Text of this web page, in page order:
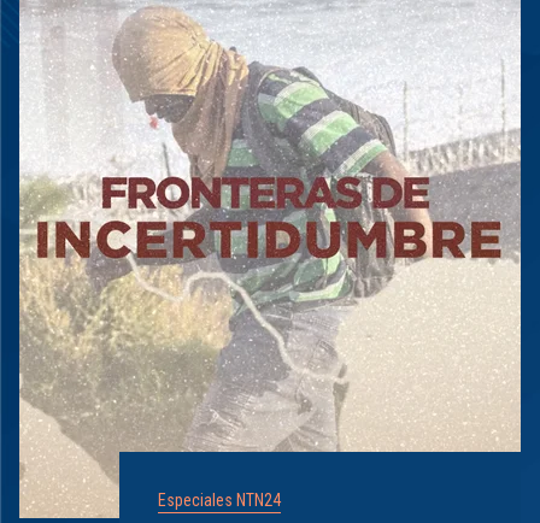
Especiales NTN24